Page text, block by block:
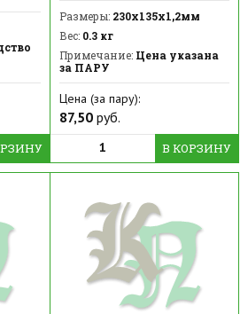
Размеры:230х135х1,2мм
Вес:0.3 кг
Примечание:Цена указана
за ПАРУ
Цена (за пару):
87,50руб.
В КОРЗИНУ